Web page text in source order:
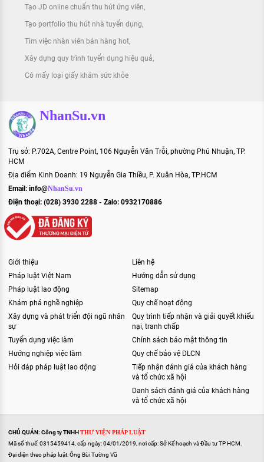
Tạo JD online chuẩn thu hút ứng viên
Tạo portfolio thu hút nhà tuyển dụng
Tìm việc nhân viên bán hàng hot
Xây dựng quy trình tuyển dụng hiệu quả
Có mấy loại giấy khám sức khỏe
NhanSu.vn
Trụ sở: P.702A, Centre Point, 106 Nguyễn Văn Trỗi, phường Phú Nhuận, TP.
HCM
Địa điểm Kinh Doanh: 19 Nguyễn Gia Thiều, P. Xuân Hòa, TP.HCM
Email: info@NhanSu.vn
Điện thoại: (028) 3930 2288 - Zalo: 0932170886
Giới thiệu
Pháp luật Việt Nam
Pháp luật lao động
Khám phá nghề nghiệp
Xây dựng và phát triển đội ngũ nhân
sự
Tuyển dụng việc làm
Hướng nghiệp việc làm
Hỏi đáp pháp luật lao động
Liên hệ
Hướng dẫn sử dụng
Sitemap
Quy chế hoạt động
Quy trình tiếp nhận và giải quyết khiếu
nại, tranh chấp
Chính sách bảo mật thông tin
Quy chế bảo vệ DLCN
Tiếp nhận đánh giá của khách hàng
và tổ chức xã hội
Danh sách đánh giá của khách hàng
và tổ chức xã hội
CHỦ QUẢN: Công ty TNHHTHƯ VIỆN PHÁP LUẬT
Mã số thuế: 0315459414, cấp ngày: 04/01/2019, nơi cấp: Sở Kế hoạch và Đầu tư TP HCM.
Đại diện theo pháp luật: Ông Bùi Tường Vũ